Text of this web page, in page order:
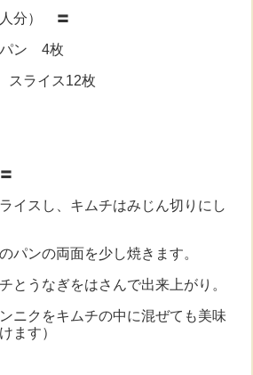
） 〓
パン 4枚
スライス12枚
イスし、キムチはみじん切りにし
パンの両面を少し焼きます。
とうなぎをはさんで出来上がり。
ニクをキムチの中に混ぜても美味
ます）